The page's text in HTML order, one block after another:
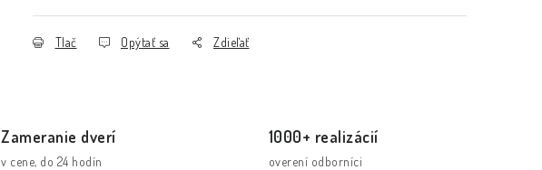
Tlač Opýtať sa Zdieľať
Zameranie dverí
v cene, do 24 hodín
1000+ realizácií
overení odborníci